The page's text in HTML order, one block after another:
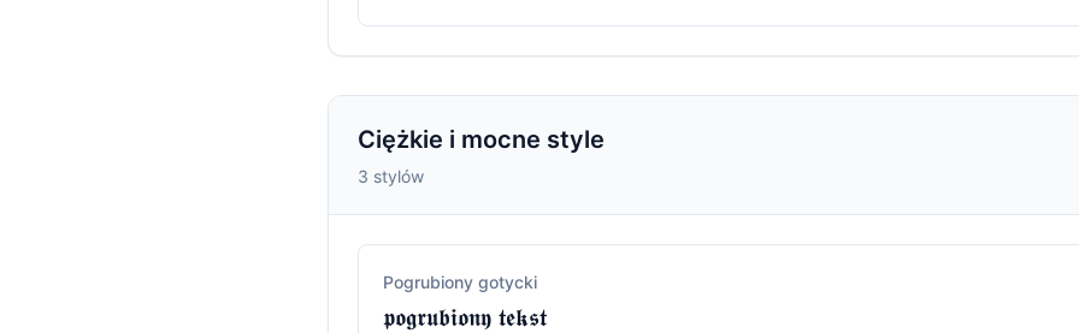
Ciężkie i mocne style
3 stylów
Pogrubiony gotycki
𝖕𝖔𝖌𝖗𝖚𝖇𝖎𝖔𝖓𝖞 𝖙𝖊𝖐𝖘𝖙